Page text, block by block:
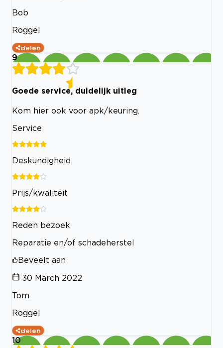
Bob
Roggel
delen
9
Goede service, duidelijk uitleg
Kom hier ook voor apk/keuring.
Service
Deskundigheid
Prijs/kwaliteit
Reden bezoek
Reparatie en/of schadeherstel
Beveelt aan
30 March 2022
Tom
Roggel
delen
10